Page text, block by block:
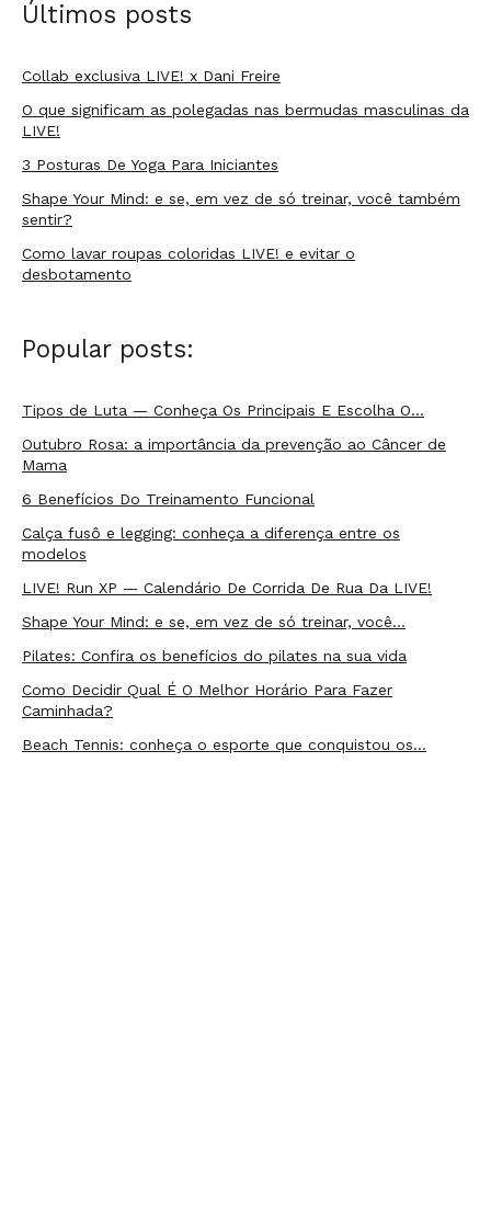
Últimos posts
Collab exclusiva LIVE! x Dani Freire
O que significam as polegadas nas bermudas masculinas da
LIVE!
3 Posturas De Yoga Para Iniciantes
Shape Your Mind: e se, em vez de só treinar, você também
sentir?
Como lavar roupas coloridas LIVE! e evitar o
desbotamento
Popular posts:
Tipos de Luta — Conheça Os Principais E Escolha O…
Outubro Rosa: a importância da prevenção ao Câncer de
Mama
6 Benefícios Do Treinamento Funcional
Calça fusô e legging: conheça a diferença entre os
modelos
LIVE! Run XP — Calendário De Corrida De Rua Da LIVE!
Shape Your Mind: e se, em vez de só treinar, você…
Pilates: Confira os benefícios do pilates na sua vida
Como Decidir Qual É O Melhor Horário Para Fazer
Caminhada?
Beach Tennis: conheça o esporte que conquistou os…